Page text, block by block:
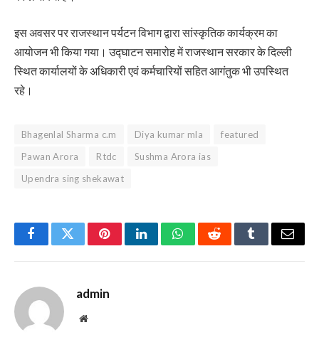
इस अवसर पर राजस्थान पर्यटन विभाग द्वारा सांस्कृतिक कार्यक्रम का
आयोजन भी किया गया। उद्घाटन समारोह में राजस्थान सरकार के दिल्ली
स्थित कार्यालयों के अधिकारी एवं कर्मचारियों सहित आगंतुक भी उपस्थित
रहे।
Bhagenlal Sharma c.m Diya kumar mla
featured
Pawan Arora
Rtdc
Sushma Arora ias
Upendra sing shekawat
FacebookTwitterPinterestLinkedInWhatsAppRedditTumblrEmail
admin
Website